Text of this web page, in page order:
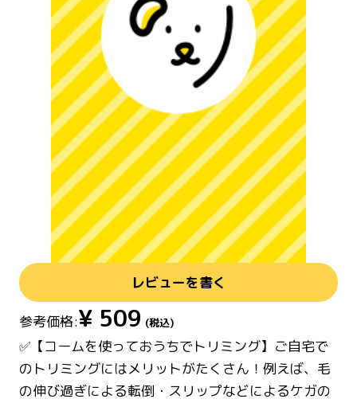
レビューを書く
参考価格:¥ 509 (税込)
✅【コームを使っておうちでトリミング】ご自宅で
のトリミングにはメリットがたくさん！例えば、毛
の伸び過ぎによる転倒・スリップなどによるケガの